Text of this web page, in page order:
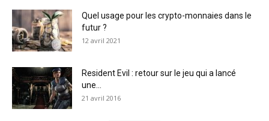
Quel usage pour les crypto-monnaies dans le
futur ?
12 avril 2021
Resident Evil : retour sur le jeu qui a lancé
une...
21 avril 2016